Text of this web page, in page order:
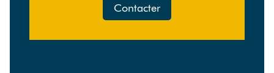
Contacter